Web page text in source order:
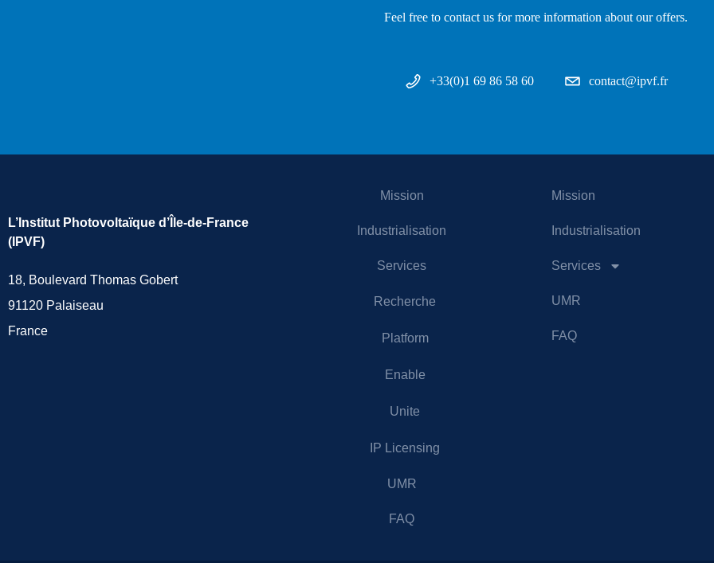
Feel free to contact us for more information about our offers.
+33(0)1 69 86 58 60 contact@ipvf.fr
L’Institut Photovoltaïque d’Île-de-France
(IPVF)
18, Boulevard Thomas Gobert
91120 Palaiseau
France
Mission
Industrialisation
Services
Recherche
Platform
Enable
Unite
IP Licensing
UMR
FAQ
Mission
Industrialisation
Services
UMR
FAQ